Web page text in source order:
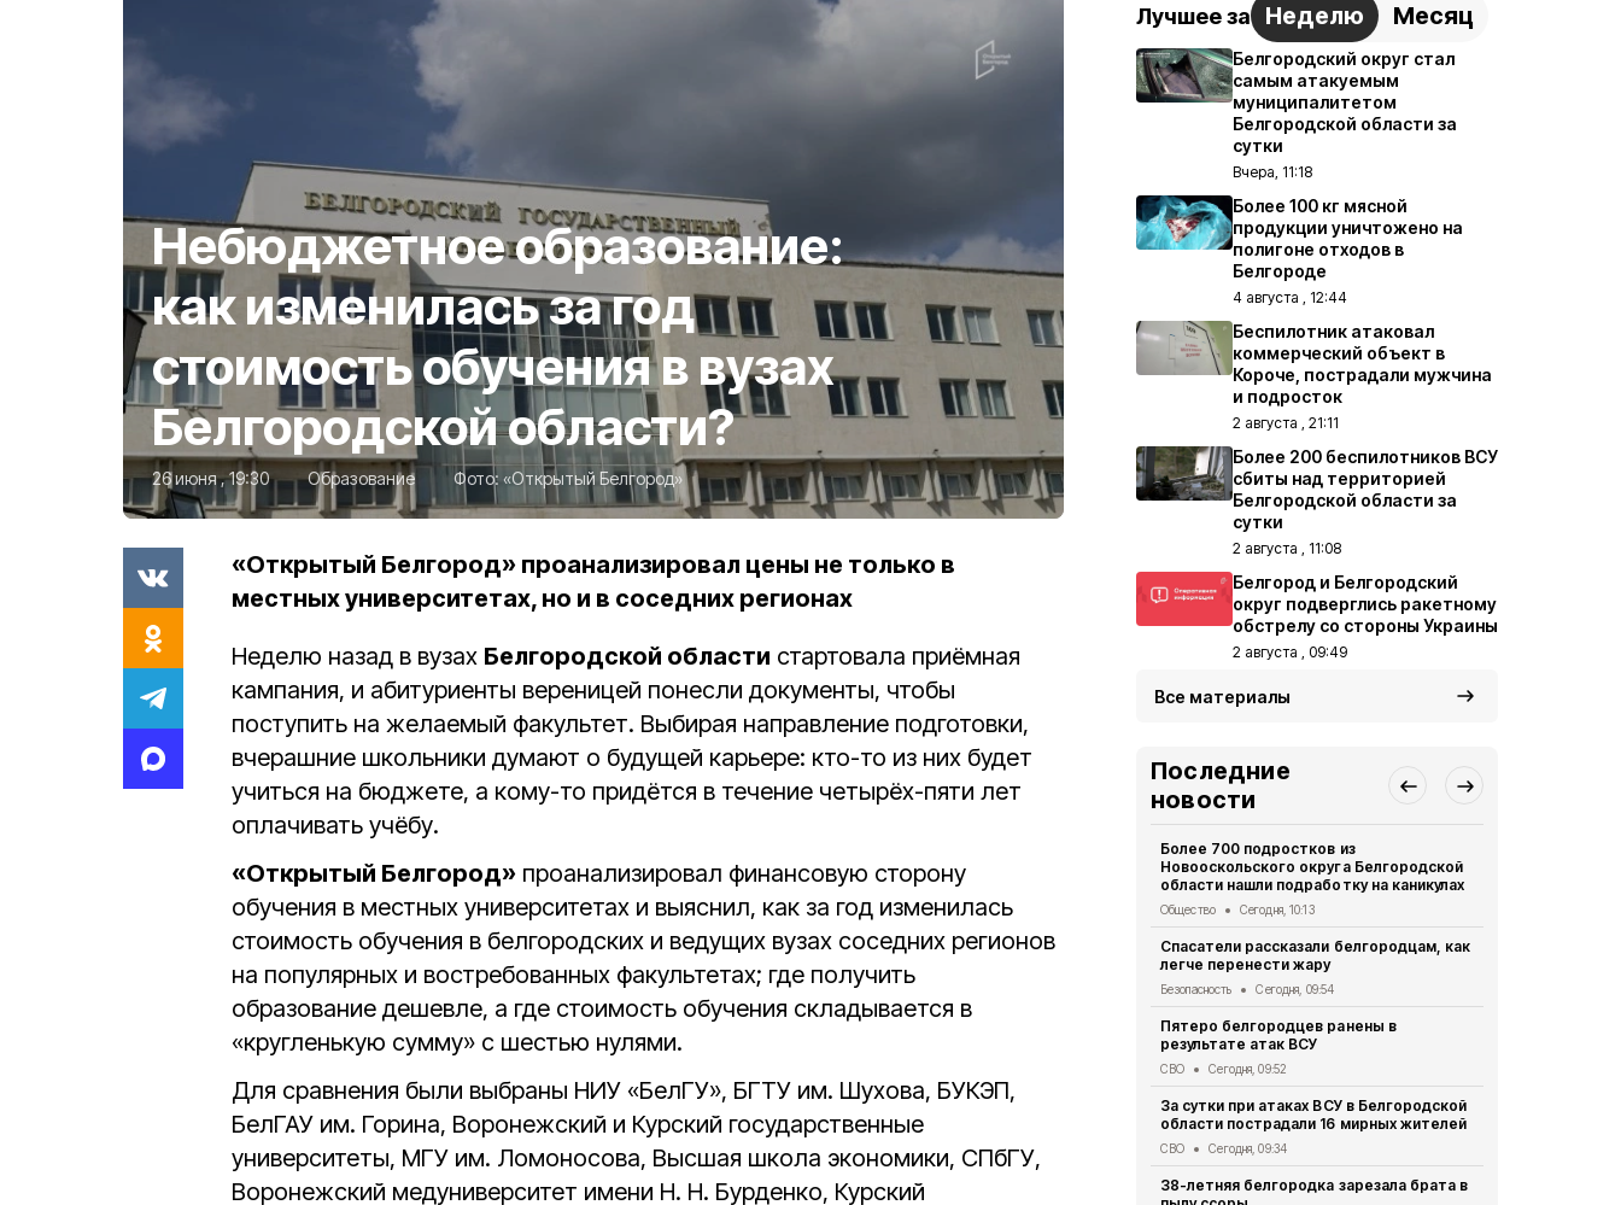
Небюджетное образование:
как изменилась за год
стоимость обучения в вузах
Белгородской области?
26 июня , 19:30 Образование Фото: «Открытый Белгород»
«Открытый Белгород» проанализировал цены не только в
местных университетах, но и в соседних регионах
Неделю назад в вузах Белгородской области стартовала приёмная
кампания, и абитуриенты вереницей понесли документы, чтобы
поступить на желаемый факультет. Выбирая направление подготовки,
вчерашние школьники думают о будущей карьере: кто-то из них будет
учиться на бюджете, а кому-то придётся в течение четырёх-пяти лет
оплачивать учёбу.
«Открытый Белгород» проанализировал финансовую сторону
обучения в местных университетах и выяснил, как за год изменилась
стоимость обучения в белгородских и ведущих вузах соседних регионов
на популярных и востребованных факультетах; где получить
образование дешевле, а где стоимость обучения складывается в
«кругленькую сумму» с шестью нулями.
Для сравнения были выбраны НИУ «БелГУ», БГТУ им. Шухова, БУКЭП,
БелГАУ им. Горина, Воронежский и Курский государственные
университеты, МГУ им. Ломоносова, Высшая школа экономики, СПбГУ,
Воронежский медуниверситет имени Н. Н. Бурденко, Курский
Лучшее за Неделю Месяц
Белгородский округ стал
самым атакуемым
муниципалитетом
Белгородской области за
сутки
Вчера, 11:18
Более 100 кг мясной
продукции уничтожено на
полигоне отходов в
Белгороде
4 августа , 12:44
Беспилотник атаковал
коммерческий объект в
Короче, пострадали мужчина
и подросток
2 августа , 21:11
Более 200 беспилотников ВСУ
сбиты над территорией
Белгородской области за
сутки
2 августа , 11:08
Белгород и Белгородский
округ подверглись ракетному
обстрелу со стороны Украины
2 августа , 09:49
Все материалы
Последние
новости
Более 700 подростков из
Новооскольского округа Белгородской
области нашли подработку на каникулах
Общество Сегодня, 10:13
Спасатели рассказали белгородцам, как
легче перенести жару
Безопасность Сегодня, 09:54
Пятеро белгородцев ранены в
результате атак ВСУ
СВО Сегодня, 09:52
За сутки при атаках ВСУ в Белгородской
области пострадали 16 мирных жителей
СВО Сегодня, 09:34
38-летняя белгородка зарезала брата в